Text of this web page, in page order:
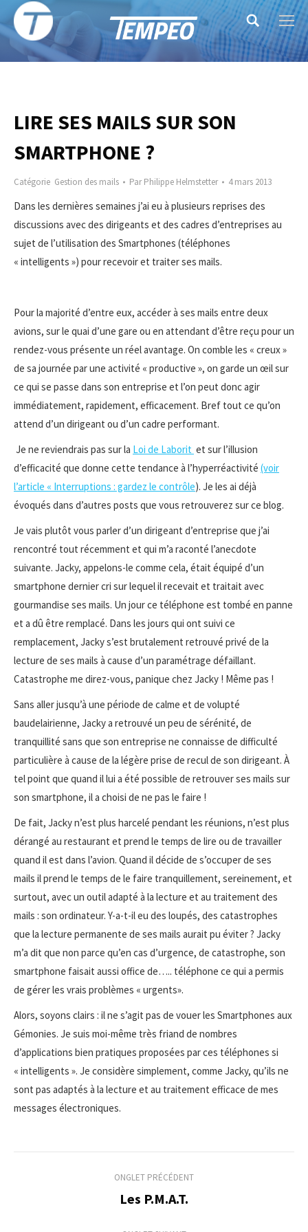
Search:
LIRE SES MAILS SUR SON
SMARTPHONE ?
Catégorie Gestion des mails ParPhilippe Helmstetter 4 mars 2013
Dans les dernières semaines j’ai eu à plusieurs reprises des
discussions avec des dirigeants et des cadres d’entreprises au
sujet de l’utilisation des Smartphones (téléphones
« intelligents ») pour recevoir et traiter ses mails.
Pour la majorité d’entre eux, accéder à ses mails entre deux
avions, sur le quai d’une gare ou en attendant d’être reçu pour un
rendez-vous présente un réel avantage. On comble les « creux »
de sa journée par une activité « productive », on garde un œil sur
ce qui se passe dans son entreprise et l’on peut donc agir
immédiatement, rapidement, efficacement. Bref tout ce qu’on
attend d’un dirigeant ou d’un cadre performant.
Je ne reviendrais pas sur la Loi de Laborit et sur l’illusion
d’efficacité que donne cette tendance à l’hyperréactivité (voir
l’article « Interruptions : gardez le contrôle). Je les ai déjà
évoqués dans d’autres posts que vous retrouverez sur ce blog.
Je vais plutôt vous parler d’un dirigeant d’entreprise que j’ai
rencontré tout récemment et qui m’a raconté l’anecdote
suivante. Jacky, appelons-le comme cela, était équipé d’un
smartphone dernier cri sur lequel il recevait et traitait avec
gourmandise ses mails. Un jour ce téléphone est tombé en panne
et a dû être remplacé. Dans les jours qui ont suivi ce
remplacement, Jacky s’est brutalement retrouvé privé de la
lecture de ses mails à cause d’un paramétrage défaillant.
Catastrophe me direz-vous, panique chez Jacky ! Même pas !
Sans aller jusqu’à une période de calme et de volupté
baudelairienne, Jacky a retrouvé un peu de sérénité, de
tranquillité sans que son entreprise ne connaisse de difficulté
particulière à cause de la légère prise de recul de son dirigeant. À
tel point que quand il lui a été possible de retrouver ses mails sur
son smartphone, il a choisi de ne pas le faire !
De fait, Jacky n’est plus harcelé pendant les réunions, n’est plus
dérangé au restaurant et prend le temps de lire ou de travailler
quand il est dans l’avion. Quand il décide de s’occuper de ses
mails il prend le temps de le faire tranquillement, sereinement, et
surtout, avec un outil adapté à la lecture et au traitement des
mails : son ordinateur. Y-a-t-il eu des loupés, des catastrophes
que la lecture permanente de ses mails aurait pu éviter ? Jacky
m’a dit que non parce qu’en cas d’urgence, de catastrophe, son
smartphone faisait aussi office de….. téléphone ce qui a permis
de gérer les vrais problèmes « urgents».
Alors, soyons clairs : il ne s’agit pas de vouer les Smartphones aux
Gémonies. Je suis moi-même très friand de nombres
d’applications bien pratiques proposées par ces téléphones si
« intelligents ». Je considère simplement, comme Jacky, qu’ils ne
sont pas adaptés à la lecture et au traitement efficace de mes
messages électroniques.
ONGLET PRÉCÉDENT
Onglet
Les P.M.A.T.